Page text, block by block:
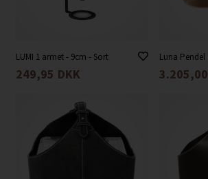
LUMI 1 armet - 9cm - Sort
249,95 DKK
Luna Pendel
3.205,00